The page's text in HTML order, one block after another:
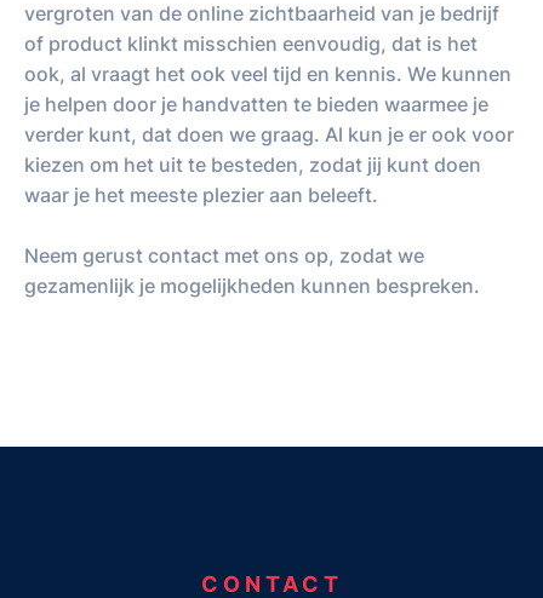
vergroten van de online zichtbaarheid van je bedrijf
of product klinkt misschien eenvoudig, dat is het
ook, al vraagt het ook veel tijd en kennis. We kunnen
je helpen door je handvatten te bieden waarmee je
verder kunt, dat doen we graag. Al kun je er ook voor
kiezen om het uit te besteden, zodat jij kunt doen
waar je het meeste plezier aan beleeft.
Neem gerust contact met ons op, zodat we
gezamenlijk je mogelijkheden kunnen bespreken.
CONTACT